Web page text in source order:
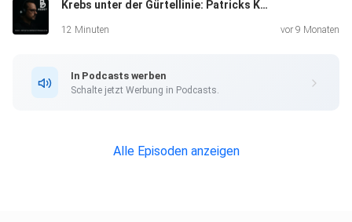
Krebs unter der Gürtellinie: Patricks Kampf gegen den Hodenkrebs
12 Minuten vor 9 Monaten
In Podcasts werben
Schalte jetzt Werbung in Podcasts.
Alle Episoden anzeigen